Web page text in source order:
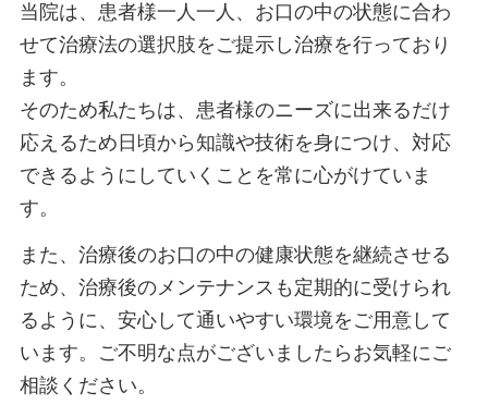
インプラント
矯正治療
当院は、患者様一人一人、お口の中の状態に合わ
せて治療法の選択肢をご提示し治療を行っており
ます。
そのため私たちは、患者様のニーズに出来るだけ
応えるため日頃から知識や技術を身につけ、対応
できるようにしていくことを常に心がけていま
す。
また、治療後のお口の中の健康状態を継続させる
ため、治療後のメンテナンスも定期的に受けられ
るように、安心して通いやすい環境をご用意して
います。ご不明な点がございましたらお気軽にご
相談ください。